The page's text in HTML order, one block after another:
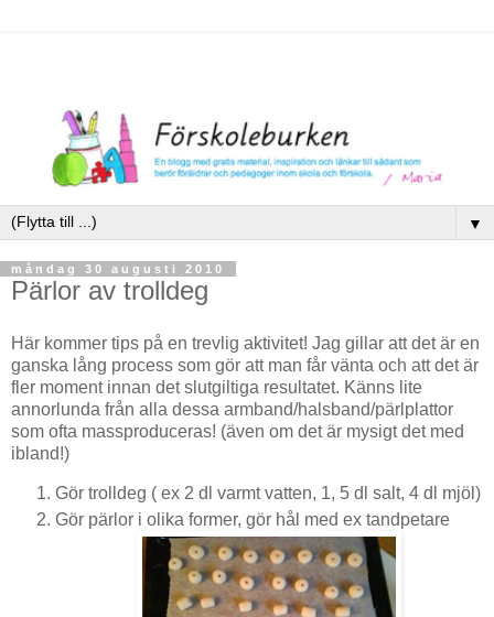
▼
måndag 30 augusti 2010
Pärlor av trolldeg
Här kommer tips på en trevlig aktivitet! Jag gillar att det är en
ganska lång process som gör att man får vänta och att det är
fler moment innan det slutgiltiga resultatet. Känns lite
annorlunda från alla dessa armband/halsband/pärlplattor
som ofta massproduceras! (även om det är mysigt det med
ibland!)
Gör trolldeg ( ex 2 dl varmt vatten, 1, 5 dl salt, 4 dl mjöl)
Gör pärlor i olika former, gör hål med ex tandpetare